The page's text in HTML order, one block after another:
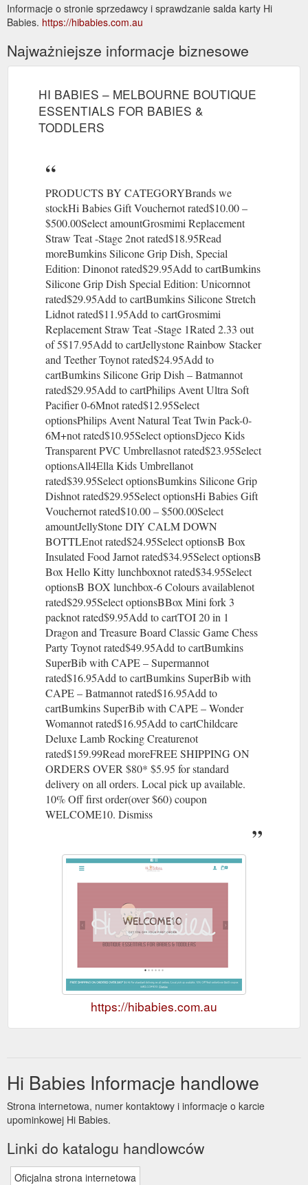
Informacje o stronie sprzedawcy i sprawdzanie salda karty Hi
Babies. https://hibabies.com.au
Najważniejsze informacje biznesowe
HI BABIES – MELBOURNE BOUTIQUE
ESSENTIALS FOR BABIES &
TODDLERS
PRODUCTS BY CATEGORYBrands we
stockHi Babies Gift Vouchernot rated$10.00 –
$500.00Select amountGrosmimi Replacement
Straw Teat -Stage 2not rated$18.95Read
moreBumkins Silicone Grip Dish, Special
Edition: Dinonot rated$29.95Add to cartBumkins
Silicone Grip Dish Special Edition: Unicornnot
rated$29.95Add to cartBumkins Silicone Stretch
Lidnot rated$11.95Add to cartGrosmimi
Replacement Straw Teat -Stage 1Rated 2.33 out
of 5$17.95Add to cartJellystone Rainbow Stacker
and Teether Toynot rated$24.95Add to
cartBumkins Silicone Grip Dish – Batmannot
rated$29.95Add to cartPhilips Avent Ultra Soft
Pacifier 0-6Mnot rated$12.95Select
optionsPhilips Avent Natural Teat Twin Pack-0-
6M+not rated$10.95Select optionsDjeco Kids
Transparent PVC Umbrellasnot rated$23.95Select
optionsAll4Ella Kids Umbrellanot
rated$39.95Select optionsBumkins Silicone Grip
Dishnot rated$29.95Select optionsHi Babies Gift
Vouchernot rated$10.00 – $500.00Select
amountJellyStone DIY CALM DOWN
BOTTLEnot rated$24.95Select optionsB Box
Insulated Food Jarnot rated$34.95Select optionsB
Box Hello Kitty lunchboxnot rated$34.95Select
optionsB BOX lunchbox-6 Colours availablenot
rated$29.95Select optionsBBox Mini fork 3
packnot rated$9.95Add to cartTOI 20 in 1
Dragon and Treasure Board Classic Game Chess
Party Toynot rated$49.95Add to cartBumkins
SuperBib with CAPE – Supermannot
rated$16.95Add to cartBumkins SuperBib with
CAPE – Batmannot rated$16.95Add to
cartBumkins SuperBib with CAPE – Wonder
Womannot rated$16.95Add to cartChildcare
Deluxe Lamb Rocking Creaturenot
rated$159.99Read moreFREE SHIPPING ON
ORDERS OVER $80* $5.95 for standard
delivery on all orders. Local pick up available.
10% Off first order(over $60) coupon
WELCOME10. Dismiss
https://hibabies.com.au
Hi Babies Informacje handlowe
Strona internetowa, numer kontaktowy i informacje o karcie
upominkowej Hi Babies.
Linki do katalogu handlowców
Oficjalna strona internetowa